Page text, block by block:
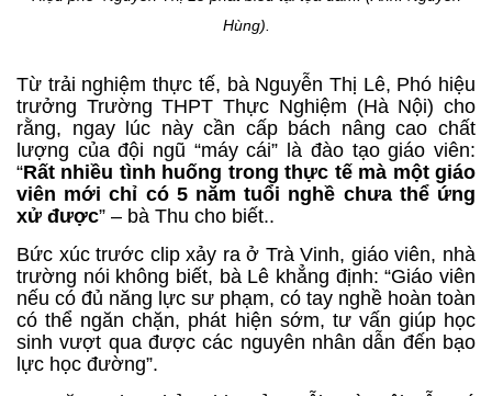
Hùng).
Từ trải nghiệm thực tế, bà Nguyễn Thị Lê, Phó hiệu
trưởng Trường THPT Thực Nghiệm (Hà Nội) cho
rằng, ngay lúc này cần cấp bách nâng cao chất
lượng của đội ngũ “máy cái” là đào tạo giáo viên:
“Rất nhiều tình huống trong thực tế mà một giáo
viên mới chỉ có 5 năm tuổi nghề chưa thể ứng
xử được” – bà Thu cho biết..
Bức xúc trước clip xảy ra ở Trà Vinh, giáo viên, nhà
trường nói không biết, bà Lê khẳng định: “Giáo viên
nếu có đủ năng lực sư phạm, có tay nghề hoàn toàn
có thể ngăn chặn, phát hiện sớm, tư vấn giúp học
sinh vượt qua được các nguyên nhân dẫn đến bạo
lực học đường”.